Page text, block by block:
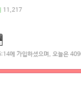
11,217
에 가입하셨으며, 오늘은